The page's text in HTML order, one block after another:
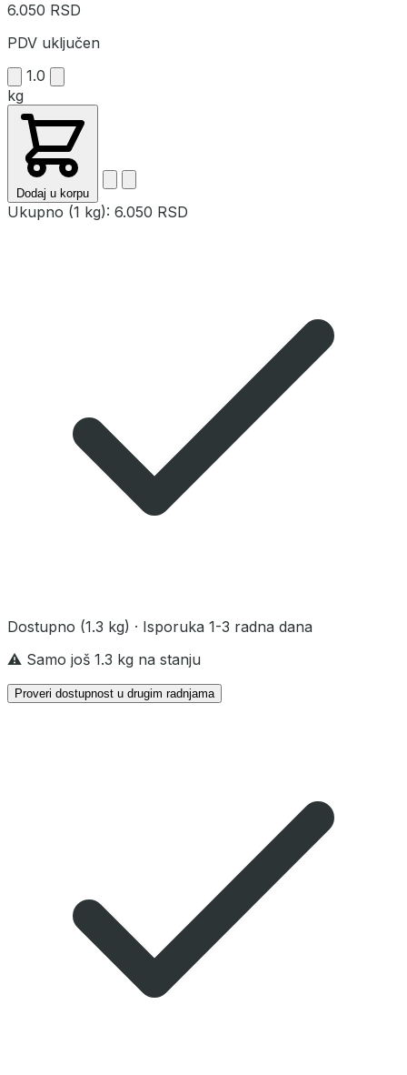
6.050 RSD
PDV uključen
1.0
kg
Dodaj u korpu
Ukupno (1 kg): 6.050 RSD
Dostupno (1.3 kg) · Isporuka 1-3 radna dana
⚠️ Samo još 1.3 kg na stanju
Proveri dostupnost u drugim radnjama